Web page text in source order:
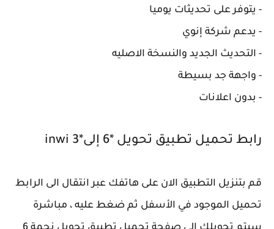
- يتوفر على تحديثات يوميا
- يدعم شركة إنوي
- التحديث الجديد والنسخة الاصليه
- واجهة جد بسيطة
- بدون اعلانات
رابط تحميل تطبيق تحويل *6 إلى*3 inwi
قم بتنزيل التطبيق الان على هاتفك عبر انتقال الى الرابط
تحميل الموجود في الأسفل ثم ضغط عليه ، مباشرة